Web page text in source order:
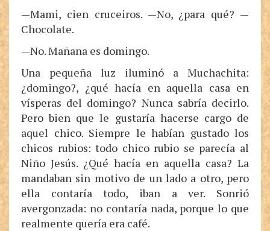
—Mami, cien cruceiros. —No, ¿para qué? —
Chocolate.
—No. Mañana es domingo.
Una pequeña luz iluminó a Muchachita:
¿domingo?, ¿qué hacía en aquella casa en
vísperas del domingo? Nunca sabría decirlo.
Pero bien que le gustaría hacerse cargo de
aquel chico. Siempre le habían gustado los
chicos rubios: todo chico rubio se parecía al
Niño Jesús. ¿Qué hacía en aquella casa? La
mandaban sin motivo de un lado a otro, pero
ella contaría todo, iban a ver. Sonrió
avergonzada: no contaría nada, porque lo que
realmente quería era café.